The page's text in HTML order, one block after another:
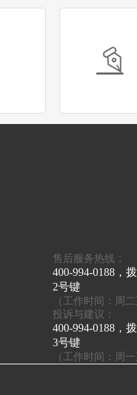
售后服务热线：
400-994-0188，
2号键
（工作时间：周
投诉与建议：
400-994-0188，
3号键
（工作时间：周